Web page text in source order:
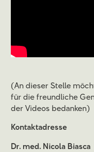
(An dieser Stelle
für die freundliche
der Videos bedanken)
Kontaktadresse
Dr. med. Nicola Biasca